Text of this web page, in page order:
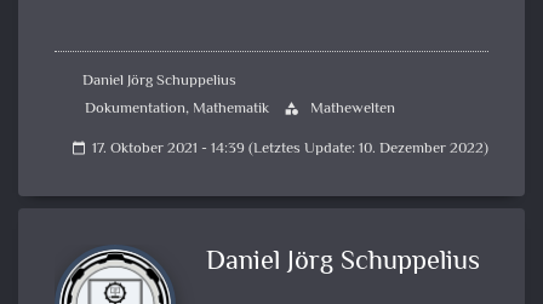
Daniel Jörg Schuppelius
Dokumentation, Mathematik category Mathewelten
calendar_today 17. Oktober 2021 - 14:39 (Letztes Update: 10. Dezember 2022)
Daniel Jörg Schuppelius